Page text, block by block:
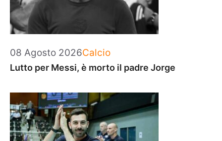
08 Agosto 2026Categorie
Calcio
Lutto per Messi, è morto il padre Jorge